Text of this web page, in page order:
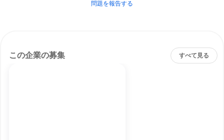
問題を報告する
この企業の募集 すべて見る